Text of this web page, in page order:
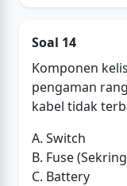
Soal 14
Komponen
pengaman
kabel tidak
A. Switch
B. Fuse
C. Battery